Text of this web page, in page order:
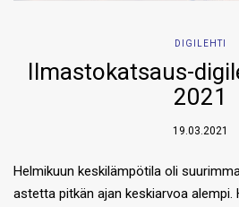
DIGILEHTI
Ilmastokatsaus-
2021
19.03.2021
Helmikuun keskilämpötila oli
astetta pitkän ajan keskiarvoa alempi.